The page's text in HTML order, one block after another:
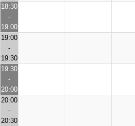
18:30
-
19:00
19:00
-
19:30
19:30
-
20:00
20:00
-
20:30